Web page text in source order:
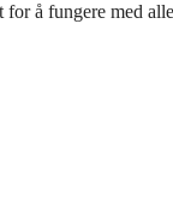
å fungere med